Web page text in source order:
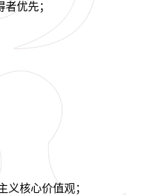
优先；
核心价值观；